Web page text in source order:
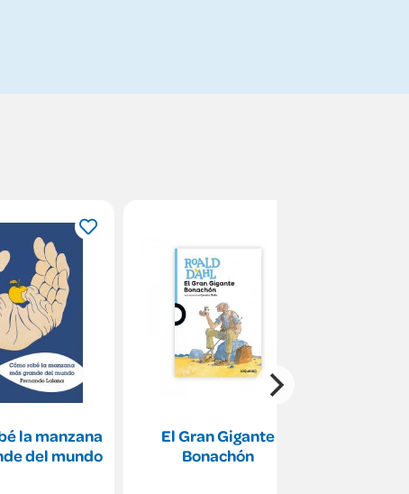
la manzana
del mundo
El Gran Gigante
Bonachón